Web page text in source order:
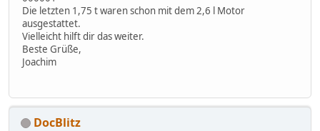
Die letzten 1,75 t waren schon mit dem 2,6 l Motor
ausgestattet.
Vielleicht hilft dir das weiter.
Beste Grüße,
Joachim
DocBlitz